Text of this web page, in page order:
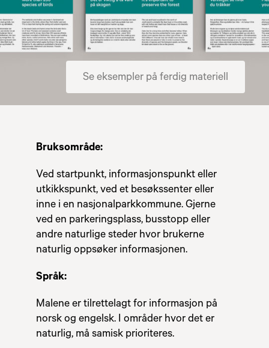
Se eksempler på ferdig materiell
Bruksområde:
Ved startpunkt, informasjonspunkt eller
utkikkspunkt, ved et besøkssenter eller
inne i en nasjonalparkkommune. Gjerne
ved en parkeringsplass, busstopp eller
andre naturlige steder hvor brukerne
naturlig oppsøker informasjonen.
Språk:
Malene er tilrettelagt for informasjon på
norsk og engelsk. I områder hvor det er
naturlig, må samisk prioriteres.